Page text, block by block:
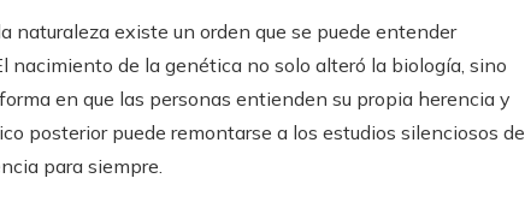
naturaleza existe un orden que se puede entender
de la genética no solo alteró la biología, sino
en que las personas entienden su propia herencia y
posterior puede remontarse a los estudios silenciosos de
para siempre.